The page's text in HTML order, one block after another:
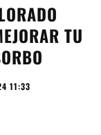
TU
11:33